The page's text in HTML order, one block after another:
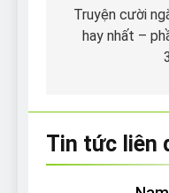
hướng
Truyện cười
hay nhất –
Tin tức liên